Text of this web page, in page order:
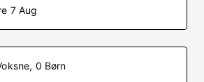
7 Aug
0 Børn